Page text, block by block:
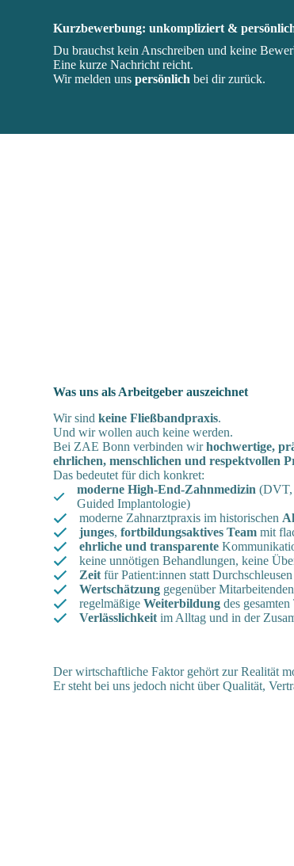
Kurz­bewerbung: unkompliziert &
Du brauchst kein Anschreiben und keine
Eine kurze Nachricht reicht.
Wir melden uns persönlich bei dir zurück.
Was uns als Arbeitgeber auszeichnet
Wir sindkeine Fließbandpraxis.
Und wir wollen auch keine werden.
Bei ZAE Bonn verbinden wirhochwertige,
ehrlichen, menschlichen und respektvollen
Das bedeutet für dich konkret:
moderne High-End-Zahnmedizin (DVT,
Guided Implantologie)
moderne Zahnarztpraxis im historischen
junges,fortbildungsaktives Team mit
ehrliche und transparente
keine unnötigen Behandlungen, keine
Zeit für Patient:innen statt Durchschleusen
Wertschätzung gegenüber
regelmäßigeWeiterbildung des gesamten
Verlässlichkeit im Alltag und in der
Der wirtschaftliche Faktor gehört zur Realität
Er steht bei uns jedoch nicht über Qualität,